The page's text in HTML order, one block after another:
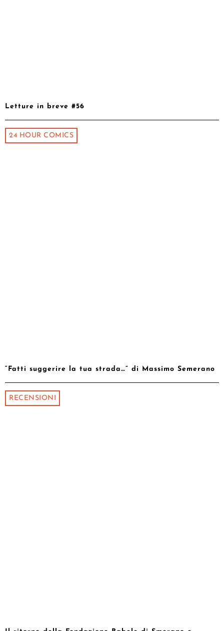
Letture in breve #56
24 HOUR COMICS
“Fatti suggerire la tua strada…” di Massimo Semerano
RECENSIONI